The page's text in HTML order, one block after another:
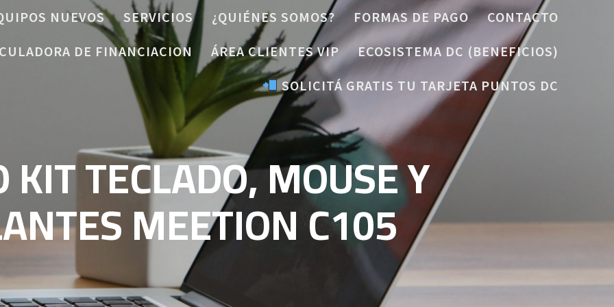
NUEVOS SERVICIOS ¿QUIÉNES SOMOS? FORMAS DE PAGO
CONTACTO
DE FINANCIACION
ÁREA CLIENTES VIP
ECOSISTEMA DC (BENEFICIOS)
SOLICITÁ GRATIS TU TARJETA PUNTOS DC
KIT TECLADO, MOUSE Y
MEETION C105